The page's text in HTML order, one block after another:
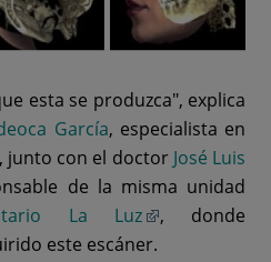
esta se produzca", explica
García, especialista en
, junto con el doctor José Luis
de la misma unidad
La Luz
, donde
este escáner.